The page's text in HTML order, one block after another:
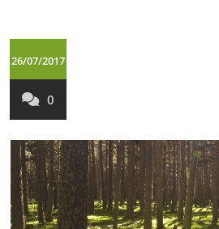
26/07/2017
0